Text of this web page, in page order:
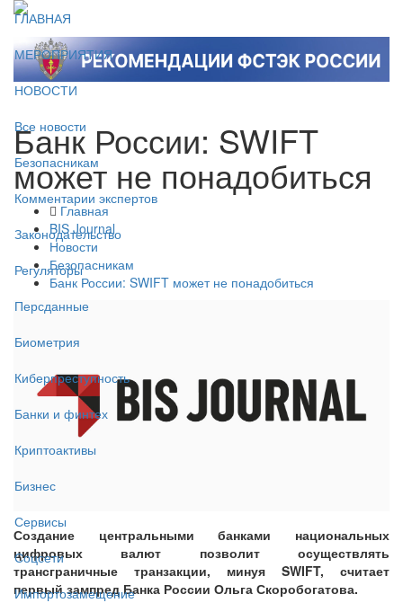
ГЛАВНАЯ
МЕРОПРИЯТИЯ
НОВОСТИ
Все новости
Безопасникам
Комментарии экспертов
Законодательство
Регуляторы
Персданные
Биометрия
Киберпреступность
Банки и финтех
Криптоактивы
Бизнес
Сервисы
Соцсети
Импортозамещение
Банк России: SWIFT
может не понадобиться
Главная
BIS Journal
Новости
Безопасникам
Банк России: SWIFT может не понадобиться
Создание центральными банками национальных
цифровых валют позволит осуществлять
трансграничные транзакции, минуя SWIFT, считает
первый зампред Банка России Ольга Скоробогатова.